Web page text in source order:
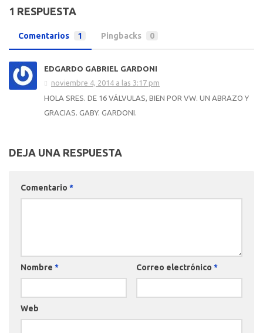
1 RESPUESTA
Comentarios 1 Pingbacks 0
EDGARDO GABRIEL GARDONI
noviembre 4, 2014 a las 3:17 pm
HOLA SRES. DE 16 VÁLVULAS, BIEN POR VW. UN ABRAZO Y
GRACIAS. GABY. GARDONI.
DEJA UNA RESPUESTA
Comentario *
Nombre * Correo electrónico *
Web